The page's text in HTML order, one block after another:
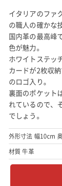
イタリアのファ
の職人の確かな
国内革の最高峰
色が魅力。
ホワイトステッ
カードが2枚収
のロゴ入り。
裏面のポケット
れているので、
でしょう。
外形寸法 幅10cm
材質 牛革